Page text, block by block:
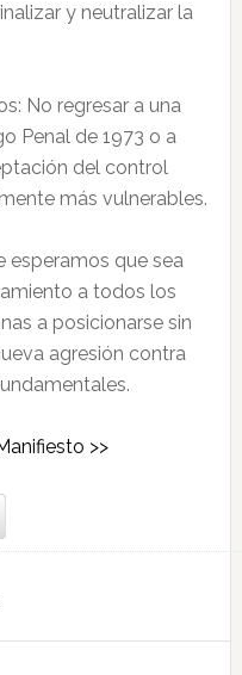
y neutralizar la
No regresar a una
Penal de 1973 o a
del control
más vulnerables.
esperamos que sea
a todos los
a posicionarse sin
agresión contra
>>